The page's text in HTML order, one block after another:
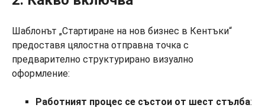
Шаблонът „Стартиране на нов бизнес в Кентъки“
предоставя цялостна отправна точка с
предварително структурирано визуално
оформление:
Работният процес се състои от шест стълба: